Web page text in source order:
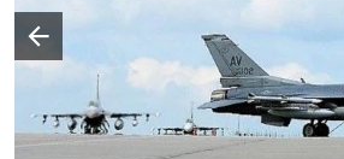
Poprzedni slajd